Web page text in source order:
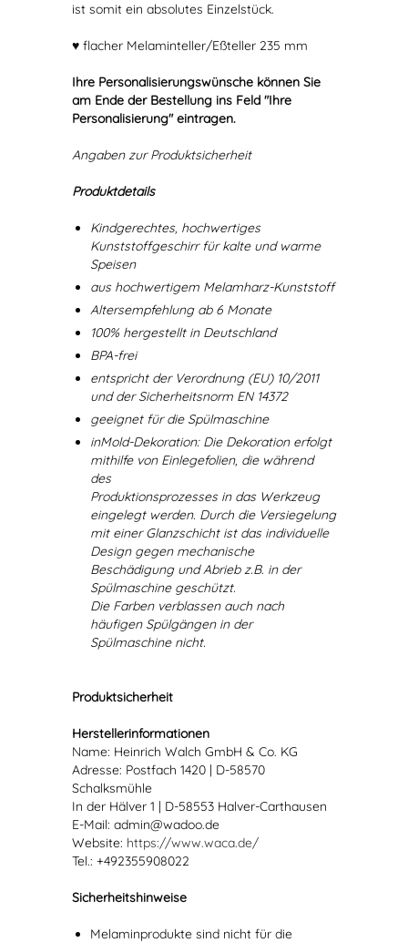
ist somit ein absolutes Einzelstück.
♥ flacher Melaminteller/Eßteller 235 mm
Ihre Personalisierungswünsche können Sie
am Ende der Bestellung ins Feld "Ihre
Personalisierung" eintragen.
Angaben zur Produktsicherheit
Produktdetails
Kindgerechtes, hochwertiges
Kunststoffgeschirr für kalte und warme
Speisen
aus hochwertigem Melamharz-Kunststoff
Altersempfehlung ab 6 Monate
100% hergestellt in Deutschland
BPA-frei
entspricht der Verordnung (EU) 10/2011
und der Sicherheitsnorm EN 14372
geeignet für die Spülmaschine
inMold-Dekoration: Die Dekoration erfolgt
mithilfe von Einlegefolien, die während
des
Produktionsprozesses in das Werkzeug
eingelegt werden. Durch die Versiegelung
mit einer Glanzschicht ist das individuelle
Design gegen mechanische
Beschädigung und Abrieb z.B. in der
Spülmaschine geschützt.
Die Farben verblassen auch nach
häufigen Spülgängen in der
Spülmaschine nicht.
Produktsicherheit
Herstellerinformationen
Name: Heinrich Walch GmbH & Co. KG
Adresse: Postfach 1420 | D-58570
Schalksmühle
In der Hälver 1 | D-58553 Halver-Carthausen
E-Mail: admin@wadoo.de
Website: https://www.waca.de/
Tel.: +492355908022
Sicherheitshinweise
Melaminprodukte sind nicht für die